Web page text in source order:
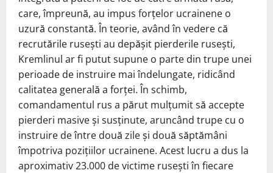
care, împreună, au impus forțelor ucrainene o
uzură constantă. În teorie, având în vedere că
recrutările rusești au depășit pierderile rusești,
Kremlinul ar fi putut supune o parte din trupe unei
perioade de instruire mai îndelungate, ridicând
calitatea generală a forței. În schimb,
comandamentul rus a părut mulțumit să accepte
pierderi masive și susținute, aruncând trupe cu o
instruire de între două zile și două săptămâni
împotriva pozițiilor ucrainene. Acest lucru a dus la
aproximativ 23.000 de victime rusești în fiecare